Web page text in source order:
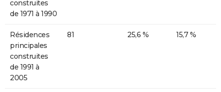
construites
de 1971 à 1990
Résidences
principales
construites
de 1991 à
2005
81 25,6 % 15,7 %